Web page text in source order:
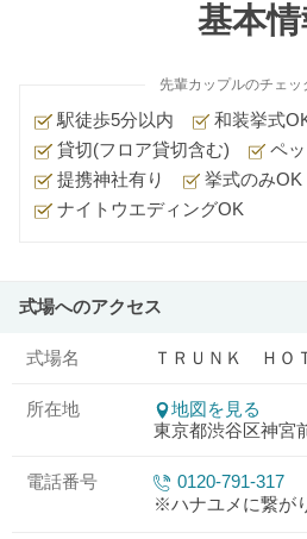
基本情
先輩カップルのチェッ
駅徒歩5分以内 和装挙式
貸切(フロア貸切含む)
ペ
提携神社有り
挙式のみOK
ナイトウエディングOK
式場へのアクセス
式場名 ＴＲＵＮＫ ＨＯ
所在地
地図を見る
東京都渋谷区神宮
電話番号
0120-791-317
※ハナユメに繋が